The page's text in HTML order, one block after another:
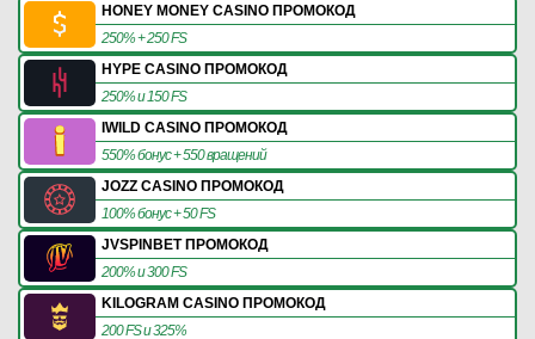
HONEY MONEY CASINO ПРОМОКОД
250% + 250 FS
HYPE CASINO ПРОМОКОД
250% и 150 FS
IWILD CASINO ПРОМОКОД
550% бонус + 550 вращений
JOZZ CASINO ПРОМОКОД
100% бонус + 50 FS
JVSPINBET ПРОМОКОД
200% и 300 FS
KILOGRAM CASINO ПРОМОКОД
200 FS и 325%